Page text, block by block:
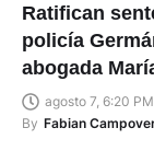
Ratifican
policía
abogada
agosto 7, 6:20 PM
By Fabian